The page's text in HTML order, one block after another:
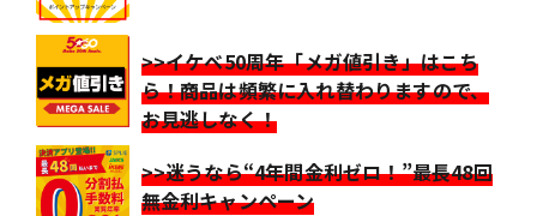
>>イケベ50周年「メガ値引き」はこち
ら！商品は頻繁に入れ替わりますので、
お見逃しなく！
>>迷うなら“4年間金利ゼロ！”最長48回
無金利キャンペーン